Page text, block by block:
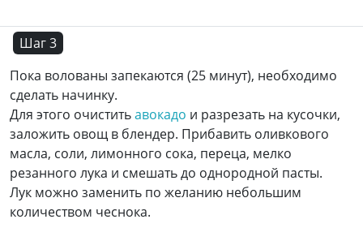
Шаг 3
Пока волованы запекаются (25 минут), необходимо
сделать начинку.
Для этого очиститьавокадо и разрезать на кусочки,
заложить овощ в блендер. Прибавить оливкового
масла, соли, лимонного сока, переца, мелко
резанного лука и смешать до однородной пасты.
Лук можно заменить по желанию небольшим
количеством чеснока.